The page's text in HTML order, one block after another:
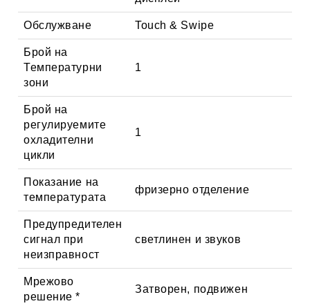
Обслужване Touch & Swipe
Брой на
Температурни
зони
1
Брой на
регулируемите
охладителни
цикли
1
Показание на
температурата
фризерно отделение
Предупредителен
сигнал при
неизправност
светлинен и звуков
Мрежово
решение *
Затворен, подвижен